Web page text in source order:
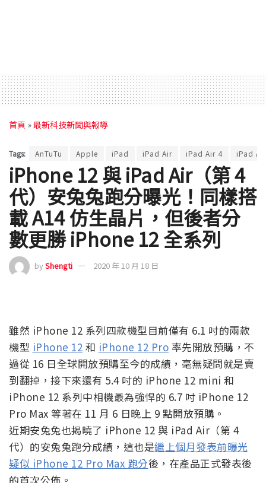
首頁 »最新科技新聞與報導
Tags: AnTuTu Apple iPad iPad Air iPad Air 4 iPad
iPhone 12 與 iPad Air（第 4
代）安兔兔跑分曝光！同樣搭
載 A14 仿生晶片，但後者分
數更勝 iPhone 12 全系列
byShengti 2020 年 10 月 18 日
雖然 iPhone 12 系列四款機型目前僅有 6.1 吋的兩款
機型 iPhone 12 和 iPhone 12 Pro 率先開放預購，不
過從 16 日全球開放預購至今的成績，毫無疑問就是賣
到翻掉，接下來還有 5.4 吋的 iPhone 12 mini 和
iPhone 12 系列中相機最為強悍的 6.7 吋 iPhone 12
Pro Max 等著在 11 月 6 日晚上 9 點開放預購。
近期安兔兔也揭曉了 iPhone 12 與 iPad Air（第 4
代）的安兔兔跑分成績，這也是繼上個月發表前曝光
疑似 iPhone 12 Pro Max 跑分後，在產品正式發表後
的首次公佈。